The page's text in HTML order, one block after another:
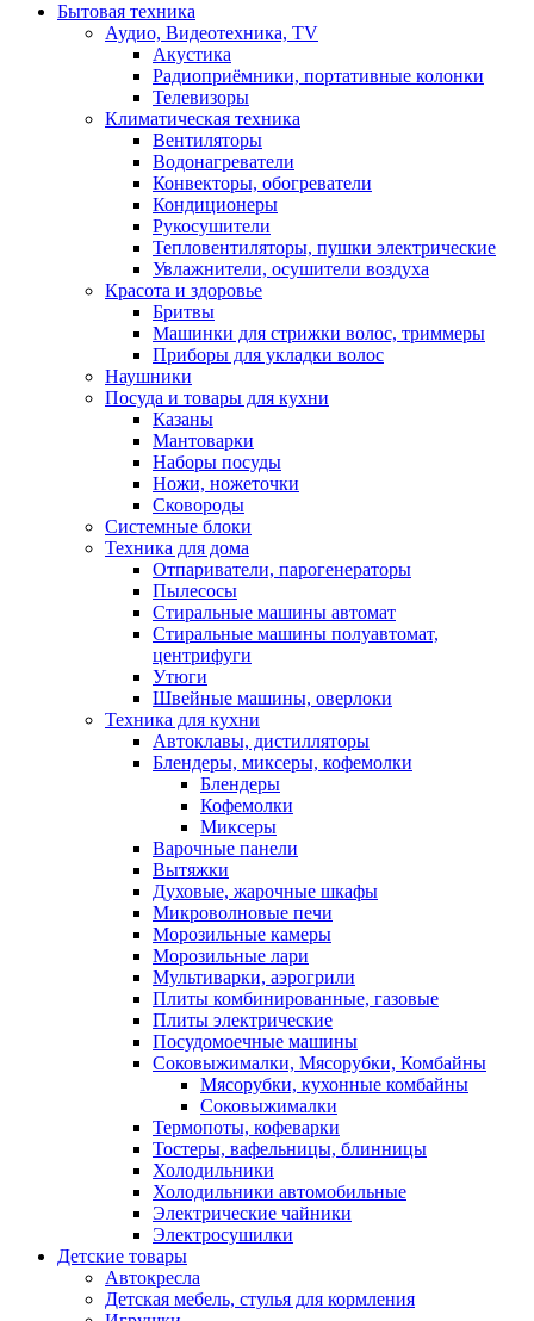
Бытовая техника
Аудио, Видеотехника, TV
Акустика
Радиоприёмники, портативные колонки
Телевизоры
Климатическая техника
Вентиляторы
Водонагреватели
Конвекторы, обогреватели
Кондиционеры
Рукосушители
Тепловентиляторы, пушки электрические
Увлажнители, осушители воздуха
Красота и здоровье
Бритвы
Машинки для стрижки волос, триммеры
Приборы для укладки волос
Наушники
Посуда и товары для кухни
Казаны
Мантоварки
Наборы посуды
Ножи, ножеточки
Сковороды
Системные блоки
Техника для дома
Отпариватели, парогенераторы
Пылесосы
Стиральные машины автомат
Стиральные машины полуавтомат,
центрифуги
Утюги
Швейные машины, оверлоки
Техника для кухни
Автоклавы, дистилляторы
Блендеры, миксеры, кофемолки
Блендеры
Кофемолки
Миксеры
Варочные панели
Вытяжки
Духовые, жарочные шкафы
Микроволновые печи
Морозильные камеры
Морозильные лари
Мультиварки, аэрогрили
Плиты комбинированные, газовые
Плиты электрические
Посудомоечные машины
Соковыжималки, Мясорубки, Комбайны
Мясорубки, кухонные комбайны
Соковыжималки
Термопоты, кофеварки
Тостеры, вафельницы, блинницы
Холодильники
Холодильники автомобильные
Электрические чайники
Электросушилки
Детские товары
Автокресла
Детская мебель, стулья для кормления